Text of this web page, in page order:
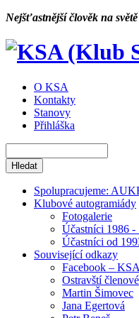
Nejšťastnější člověk na
O KSA
Kontakty
Stanovy
Přihláška
Spolupracujeme:
Klubové autogramiády
Fotogalerie
Účastníci 1986 -
Účastníci od
Související odkazy
Facebook –
Ostravští členové
Martin Šimovec
Jana Egertová